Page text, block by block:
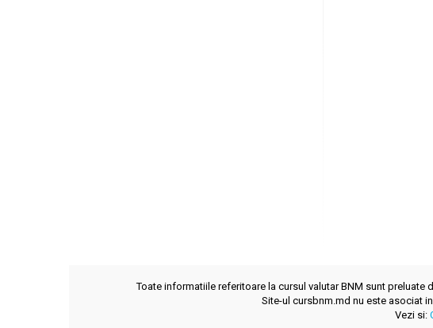
Toate informatiile referitoare la cursul valutar BNM sunt preluate
Site-ul cursbnm.md nu este asociat
Vezi si: